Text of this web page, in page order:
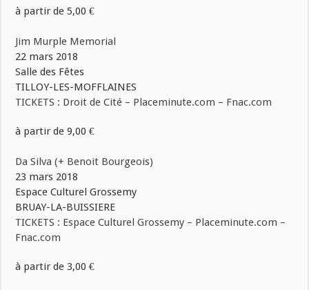
à partir de 5,00 €
Jim Murple Memorial
22 mars 2018
Salle des Fêtes
TILLOY-LES-MOFFLAINES
TICKETS : Droit de Cité – Placeminute.com – Fnac.com
à partir de 9,00 €
Da Silva (+ Benoit Bourgeois)
23 mars 2018
Espace Culturel Grossemy
BRUAY-LA-BUISSIERE
TICKETS : Espace Culturel Grossemy – Placeminute.com –
Fnac.com
à partir de 3,00 €